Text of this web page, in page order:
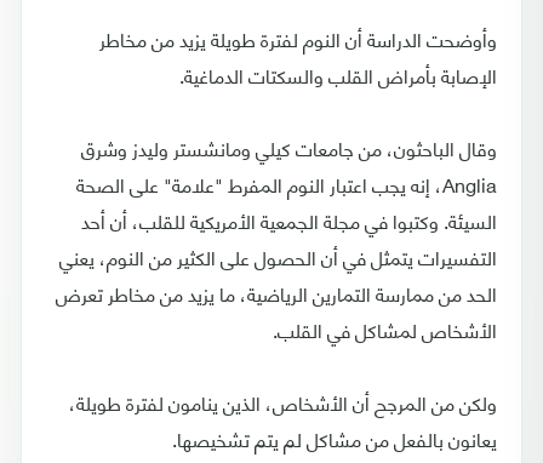
وأوضحت الدراسة أن النوم لفترة طويلة يزيد من مخاطر
الإصابة بأمراض القلب والسكتات الدماغية.
وقال الباحثون، من جامعات كيلي ومانشستر وليدز وشرق
Anglia، إنه يجب اعتبار النوم المفرط "علامة" على الصحة
السيئة. وكتبوا في مجلة الجمعية الأمريكية للقلب، أن أحد
التفسيرات يتمثل في أن الحصول على الكثير من النوم، يعني
الحد من ممارسة التمارين الرياضية، ما يزيد من مخاطر تعرض
الأشخاص لمشاكل في القلب.
ولكن من المرجح أن الأشخاص، الذين ينامون لفترة طويلة،
يعانون بالفعل من مشاكل لم يتم تشخيصها.